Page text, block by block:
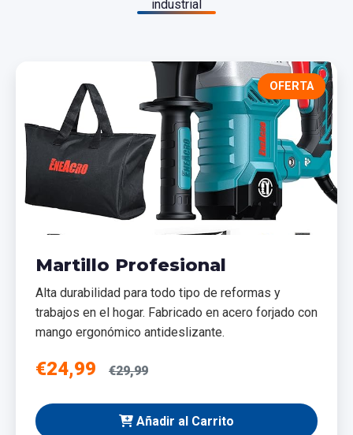
industrial
OFERTA
Martillo Profesional
Alta durabilidad para todo tipo de reformas y
trabajos en el hogar. Fabricado en acero forjado con
mango ergonómico antideslizante.
€24,99 €29,99
Añadir al Carrito